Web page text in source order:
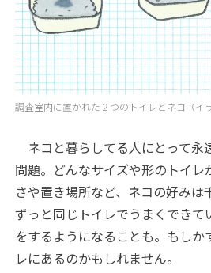
調査室内に置かれた２つのトイレとネコ（イ
ネコと暮らしてる人にとって永
問題。どんなサイズや形のトイレ
さや置き場所など、ネコの好みは
ずっと同じトイレでうまくできて
をするようになることも。もしか
レにあるのかもしれません。